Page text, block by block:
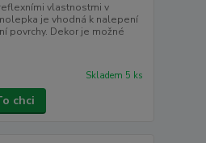
vlastnostmi v
je vhodná k nalepení
povrchy. Dekor je možné
Skladem 5 ks
chci